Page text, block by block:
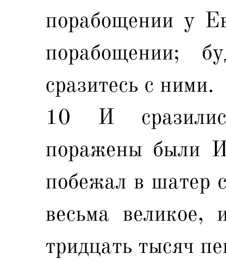
порабощении у
порабощении;
сразитесь с ними.
10 И
поражены были
побежал в шатер
весьма
тридцать тысяч